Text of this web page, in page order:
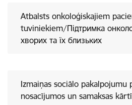
Atbalsts onkoloģiskajiem
tuviniekiem/Підтримка
хворих та їх близьких
Izmaiņas sociālo pakalpojumu
nosacījumos un samaksas